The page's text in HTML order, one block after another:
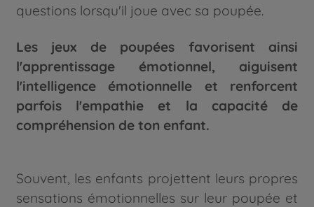
questions lorsqu'il joue avec sa poupée.
Les jeux de poupées favorisent ainsi
l'apprentissage émotionnel, aiguisent
l'intelligence émotionnelle et renforcent
parfois l'empathie et la capacité de
compréhension de ton enfant.
Souvent, les enfants projettent leurs propres
sensations émotionnelles sur leur poupée et